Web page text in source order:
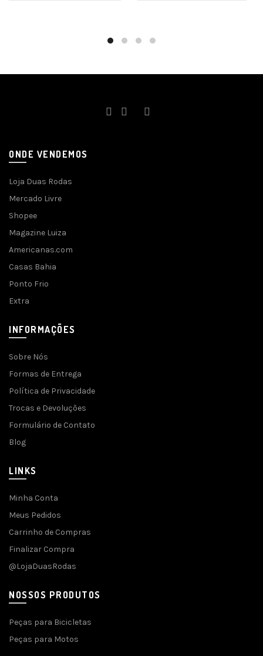
ONDE VENDEMOS
Loja Duas Rodas
Mercado Livre
Shopee
Magazine Luiza
Americanas.com
Casas Bahia
Ponto Frio
Extra
INFORMAÇÕES
Sobre Nós
Formas de Entrega
Política de Privacidade
Trocas e Devoluções
Formulário de Contato
Blog
LINKS
Minha Conta
Meus Pedidos
Carrinho de Compras
Finalizar Compra
@LojaDuasRodas
NOSSOS PRODUTOS
Peças para Bicicletas
Peças para Motos